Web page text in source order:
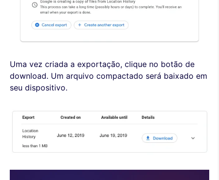
Uma vez criada a exportação, clique no botão de
download. Um arquivo compactado será baixado em
seu dispositivo.